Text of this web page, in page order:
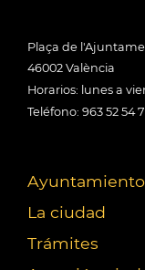
Plaça de
46002 València
Horarios: lunes a
Teléfono: 963 52 54
Ayuntamiento
La ciudad
Trámites